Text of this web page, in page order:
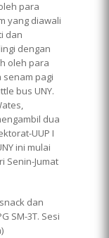
para
yang diawali
dan
dengan
oleh para
senam pagi
bus UNY.
dua
UUP I
ini mulai
Senin-Jumat
dan
SM-3T. Sesi